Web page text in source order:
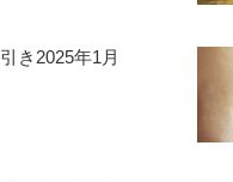
き2025年1月